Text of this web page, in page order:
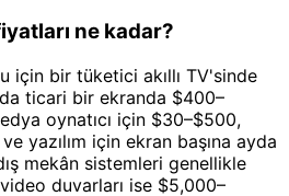
ne kadar?
için bir tüketici akıllı TV'sinde
ticari bir ekranda $400–
oynatıcı için $30–$500,
yazılım için ekran başına ayda
mekân sistemleri genellikle
duvarları ise $5,000–